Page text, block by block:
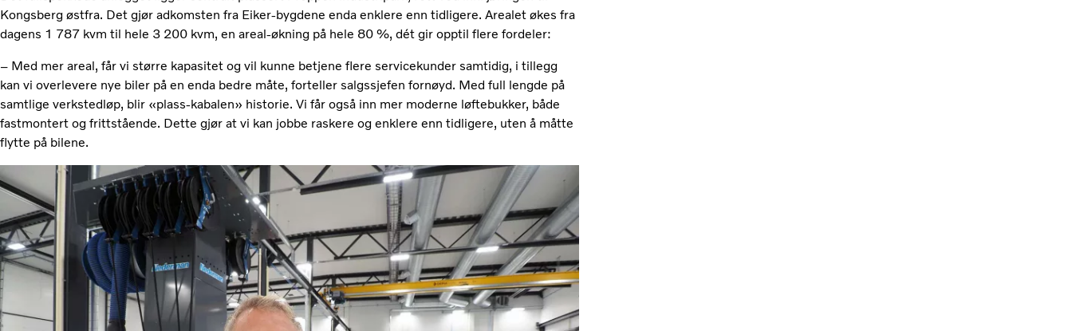
Kongsberg østfra. Det gjør adkomsten fra Eiker-bygdene enda enklere enn tidligere. Arealet økes fra
dagens 1 787 kvm til hele 3 200 kvm, en areal-økning på hele 80 %, dét gir opptil flere fordeler:
– Med mer areal, får vi større kapasitet og vil kunne betjene flere servicekunder samtidig, i tillegg
kan vi overlevere nye biler på en enda bedre måte, forteller salgssjefen fornøyd. Med full lengde på
samtlige verkstedløp, blir «plass-kabalen» historie. Vi får også inn mer moderne løftebukker, både
fastmontert og frittstående. Dette gjør at vi kan jobbe raskere og enklere enn tidligere, uten å måtte
flytte på bilene.